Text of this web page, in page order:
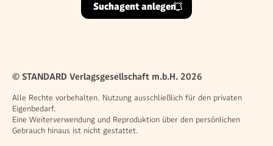
Suchagent anlegen
© STANDARD Verlagsgesellschaft m.b.H. 2026
Alle Rechte vorbehalten. Nutzung ausschließlich für den privaten
Eigenbedarf.
Eine Weiterverwendung und Reproduktion über den persönlichen
Gebrauch hinaus ist nicht gestattet.